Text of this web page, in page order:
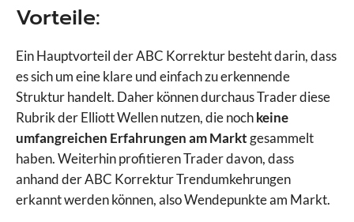
Vorteile:
Ein Hauptvorteil der ABC Korrektur besteht darin, dass
es sich um eine klare und einfach zu erkennende
Struktur handelt. Daher können durchaus Trader diese
Rubrik der Elliott Wellen nutzen, die nochkeine
umfangreichen Erfahrungen am Markt gesammelt
haben. Weiterhin profitieren Trader davon, dass
anhand der ABC Korrektur Trendumkehrungen
erkannt werden können, also Wendepunkte am Markt.